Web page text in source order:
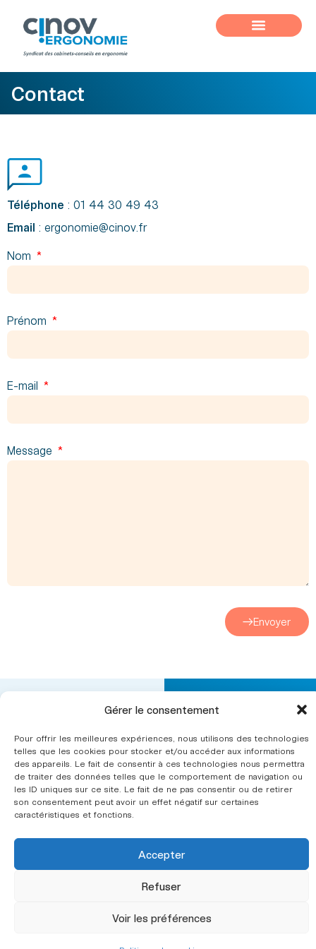
Gérer le consentement
Pour offrir les meilleures expériences, nous utilisons des technologies
telles que les cookies pour stocker et/ou accéder aux informations
des appareils. Le fait de consentir à ces technologies nous permettra
de traiter des données telles que le comportement de navigation ou
les ID uniques sur ce site. Le fait de ne pas consentir ou de retirer
son consentement peut avoir un effet négatif sur certaines
caractéristiques et fonctions.
Accepter
Refuser
Voir les préférences
Contact
Téléphone : 01 44 30 49 43
Email : ergonomie@cinov.fr
Nom
Prénom
E-mail
Message
Envoyer
partie
de la fédération
CINOV.
L’ergonomie
d’intervention
Le syndicat
Annuaire
des
conseil en
ergonomie
Légales